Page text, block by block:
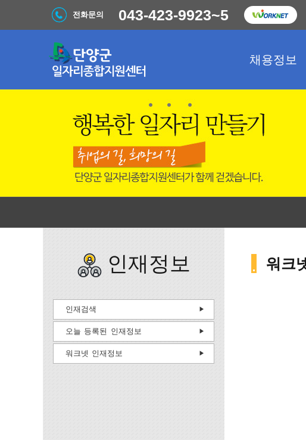
채용정보
전화문의 043-423-9923~5
워크
인재정보
인재검색
오늘 등록된 인재정보
워크넷 인재정보